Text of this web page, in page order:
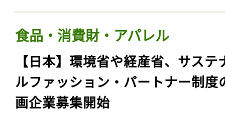
食品・消費財・アパレル
【日本】環境省や経産省、サステ
ルファッション・パートナー制度
画企業募集開始